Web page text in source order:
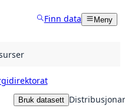
Finn data Meny
Bruk datasett Distribusjonar